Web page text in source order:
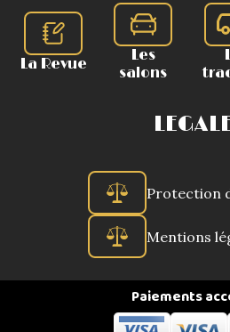
La Revue
Les
salons
Protection
Mentions
Paiements